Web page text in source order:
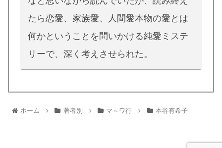
たら恋愛、家族愛、人間愛本物の愛とは
何かということを問いかける純愛ミステ
リーで、深く考えさせられた。
ホーム 著者別 マ～ワ行 本谷有希子